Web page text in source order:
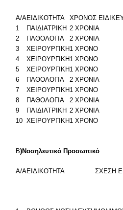
Α/ΑΕΙΔΙΚΟΤΗΤΑ ΧΡΟΝΟΣ
1
ΠΑΙΔΙΑΤΡΙΚΗ 2 ΧΡΟΝΙΑ
2
ΠΑΘΟΛΟΓΙΑ 2 ΧΡΟΝΙΑ
3
ΧΕΙΡΟΥΡΓΙΚΗ1 ΧΡΟΝΟ
4
ΧΕΙΡΟΥΡΓΙΚΗ1 ΧΡΟΝΟ
5
ΧΕΙΡΟΥΡΓΙΚΗ1 ΧΡΟΝΟ
6
ΠΑΘΟΛΟΓΙΑ 2 ΧΡΟΝΙΑ
7
ΧΕΙΡΟΥΡΓΙΚΗ1 ΧΡΟΝΟ
8
ΠΑΘΟΛΟΓΙΑ 2 ΧΡΟΝΙΑ
9
ΠΑΙΔΙΑΤΡΙΚΗ 2 ΧΡΟΝΙΑ
10 ΧΕΙΡΟΥΡΓΙΚΗ1 ΧΡΟΝΟ
Β)Νοσηλευτικό Προσωπικό
Α/ΑΕΙΔΙΚΟΤΗΤΑ ΣΧΕΣΗ